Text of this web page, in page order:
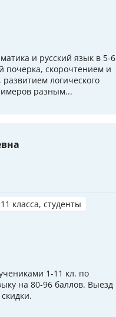
и русский язык в 5-6
почерка, скорочтением и
логического
разным...
класса, студенты
1-11 кл. по
на 80-96 баллов. Выезд